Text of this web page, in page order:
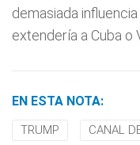
demasiada
extendería a Cuba o
EN ESTA NOTA:
TRUMP CANAL